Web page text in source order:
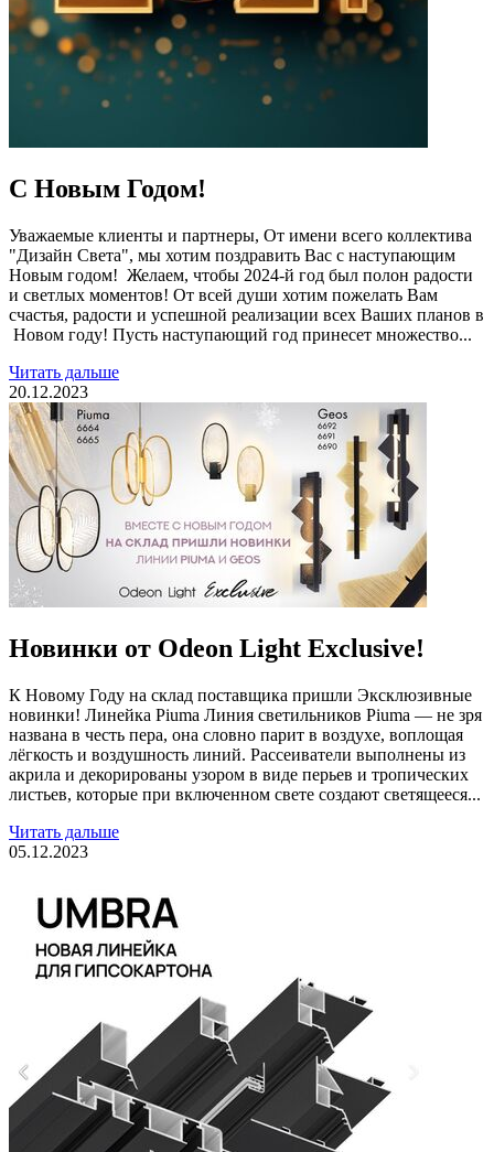
С Новым Годом!
Уважаемые клиенты и партнеры, От имени всего коллектива
"Дизайн Света", мы хотим поздравить Вас с наступающим
Новым годом! Желаем, чтобы 2024-й год был полон радости
и светлых моментов! От всей души хотим пожелать Вам
счастья, радости и успешной реализации всех Ваших планов в
Новом году! Пусть наступающий год принесет множество...
Читать дальше
20.12.2023
Новинки от Odeon Light Exclusive!
К Новому Году на склад поставщика пришли Эксклюзивные
новинки! Линейка Piuma Линия светильников Piuma — не зря
названа в честь пера, она словно парит в воздухе, воплощая
лёгкость и воздушность линий. Рассеиватели выполнены из
акрила и декорированы узором в виде перьев и тропических
листьев, которые при включенном свете создают светящееся...
Читать дальше
05.12.2023